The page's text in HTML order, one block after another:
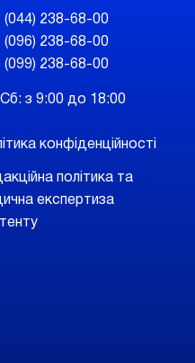
(044) 238-68-00
(096) 238-68-00
(099) 238-68-00
Сб: з 9:00 до 18:00
конфіденційності
політика та
експертиза